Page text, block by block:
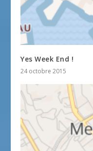
Yes Week End !
24 octobre 2015